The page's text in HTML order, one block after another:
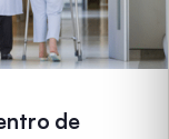
de